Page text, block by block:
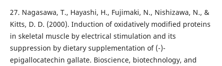
27. Nagasawa, T., Hayashi, H., Fujimaki, N., Nishizawa, N., &
Kitts, D. D. (2000). Induction of oxidatively modified proteins
in skeletal muscle by electrical stimulation and its
suppression by dietary supplementation of (-)-
epigallocatechin gallate. Bioscience, biotechnology, and